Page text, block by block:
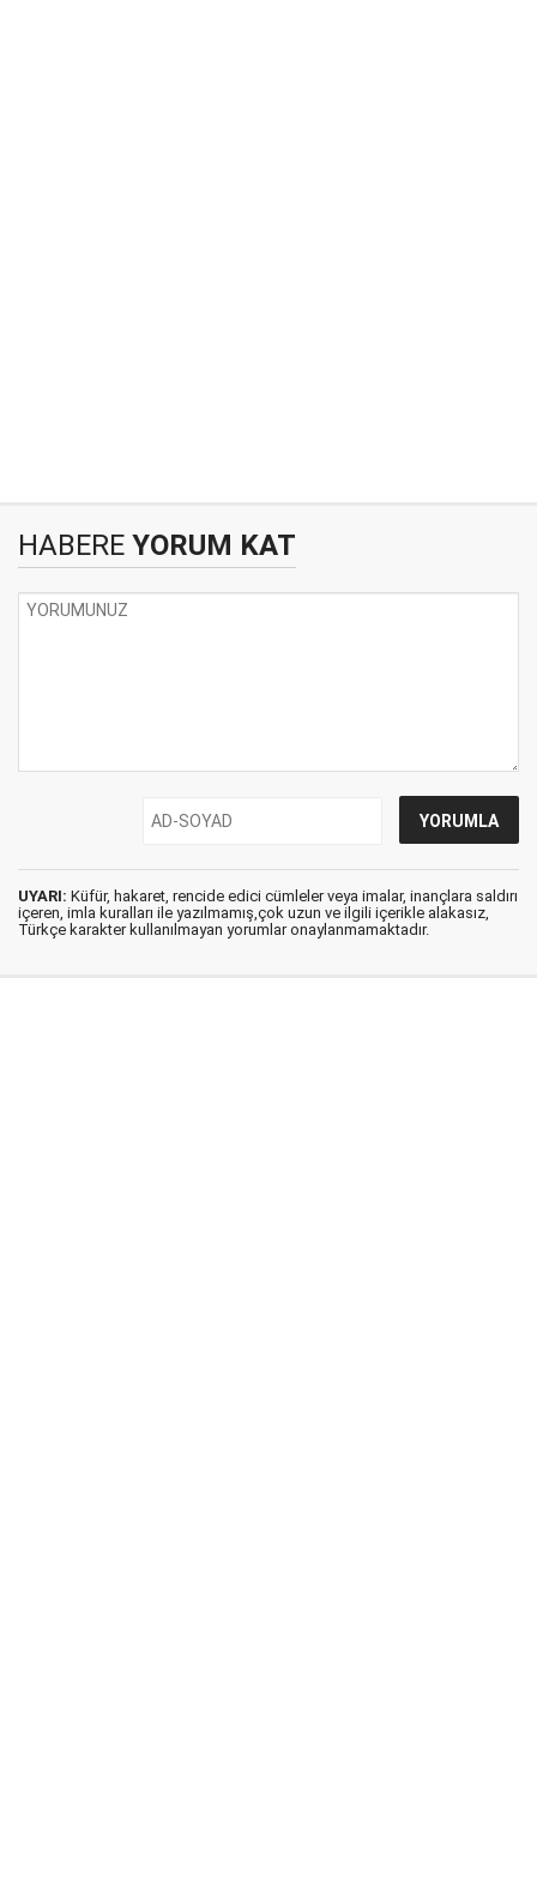
HABERE YORUM KAT
UYARI: Küfür, hakaret, rencide edici cümleler veya imalar, inançlara saldırı
içeren, imla kuralları ile yazılmamış,çok uzun ve ilgili içerikle alakasız,
Türkçe karakter kullanılmayan yorumlar onaylanmamaktadır.